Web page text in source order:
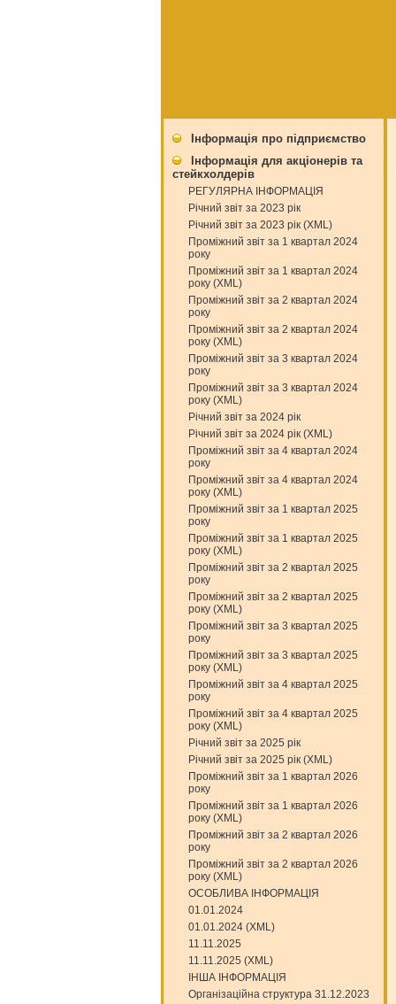
Інформація про підприємство
Інформація для акціонерів та
стейкхолдерів
РЕГУЛЯРНА ІНФОРМАЦІЯ
Річний звіт за 2023 рік
Річний звіт за 2023 рік (XML)
Проміжний звіт за 1 квартал 2024
року
Проміжний звіт за 1 квартал 2024
року (XML)
Проміжний звіт за 2 квартал 2024
року
Проміжний звіт за 2 квартал 2024
року (XML)
Проміжний звіт за 3 квартал 2024
року
Проміжний звіт за 3 квартал 2024
року (XML)
Річний звіт за 2024 рік
Річний звіт за 2024 рік (XML)
Проміжний звіт за 4 квартал 2024
року
Проміжний звіт за 4 квартал 2024
року (XML)
Проміжний звіт за 1 квартал 2025
року
Проміжний звіт за 1 квартал 2025
року (XML)
Проміжний звіт за 2 квартал 2025
року
Проміжний звіт за 2 квартал 2025
року (XML)
Проміжний звіт за 3 квартал 2025
року
Проміжний звіт за 3 квартал 2025
року (XML)
Проміжний звіт за 4 квартал 2025
року
Проміжний звіт за 4 квартал 2025
року (XML)
Річний звіт за 2025 рік
Річний звіт за 2025 рік (XML)
Проміжний звіт за 1 квартал 2026
року
Проміжний звіт за 1 квартал 2026
року (XML)
Проміжний звіт за 2 квартал 2026
року
Проміжний звіт за 2 квартал 2026
року (XML)
ОСОБЛИВА ІНФОРМАЦІЯ
01.01.2024
01.01.2024 (XML)
11.11.2025
11.11.2025 (XML)
ІНША ІНФОРМАЦІЯ
Організаційна структура 31.12.2023